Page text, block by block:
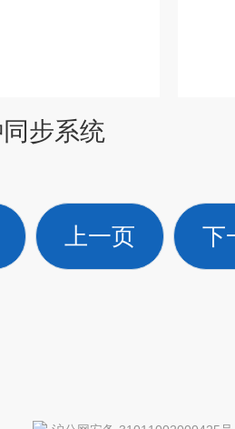
步系统
上一页 下